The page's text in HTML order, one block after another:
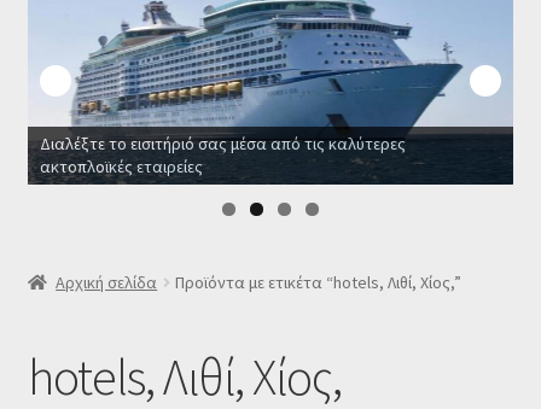
Manage Subscriptions
Manage Subscriptions
Manage Subscriptions
SLIDER
Διαλέξτε το εισιτήριό σας μέσα από τις καλύτερες
ακτοπλοϊκές εταιρείες
Αρχική σελίδα Προϊόντα με ετικέτα “hotels, Λιθί, Χίος,”
hotels, Λιθί, Χίος,